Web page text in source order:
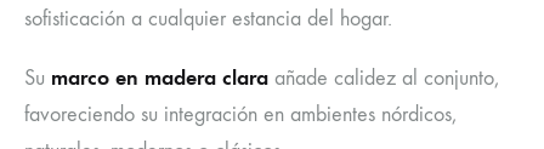
sofisticación a cualquier estancia del hogar.
Su marco en madera clara añade calidez al conjunto,
favoreciendo su integración en ambientes nórdicos,